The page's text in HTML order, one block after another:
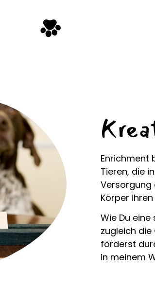
Enrichment
Tieren, die
Versorgung
Körper
Wie Du
zugleich
förderst
in meinem